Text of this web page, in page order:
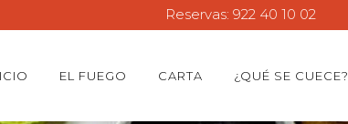
Reservas: 922 40 10 02
EL FUEGO CARTA ¿QUÉ SE CUECE?